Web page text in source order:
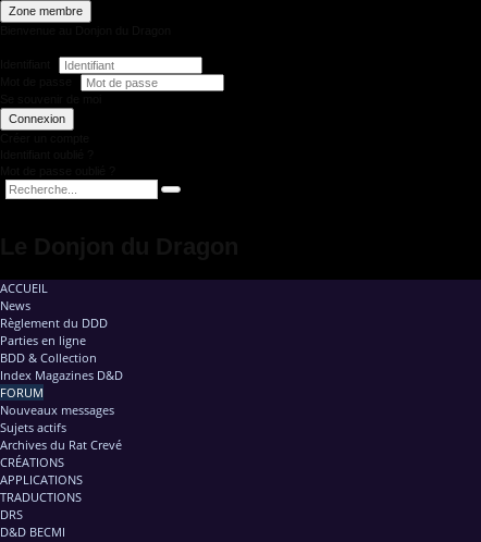
Zone membre
Connexion
ACCUEIL
News
Règlement du DDD
Parties en ligne
BDD & Collection
Index Magazines D&D
FORUM
Nouveaux messages
Sujets actifs
Archives du Rat Crevé
CRÉATIONS
APPLICATIONS
TRADUCTIONS
DRS
D&D BECMI